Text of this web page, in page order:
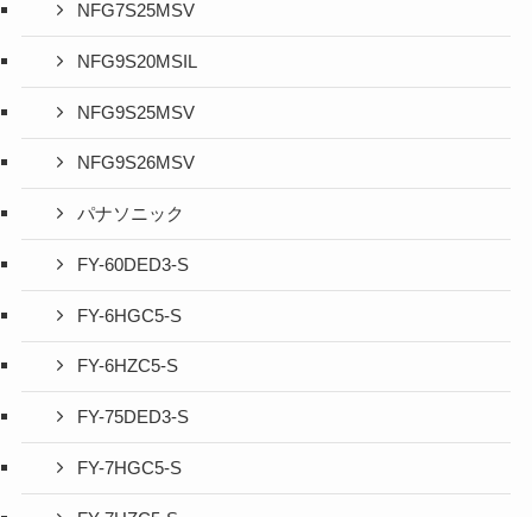
NFG7S25MSV
NFG9S20MSIL
NFG9S25MSV
NFG9S26MSV
パナソニック
FY-60DED3-S
FY-6HGC5-S
FY-6HZC5-S
FY-75DED3-S
FY-7HGC5-S